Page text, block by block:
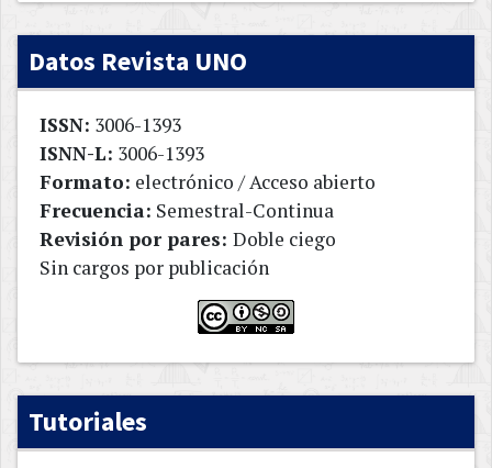
Datos Revista UNO
ISSN: 3006-1393
ISNN-L: 3006-1393
Formato: electrónico / Acceso abierto
Frecuencia: Semestral-Continua
Revisión por pares: Doble ciego
Sin cargos por publicación
Tutoriales